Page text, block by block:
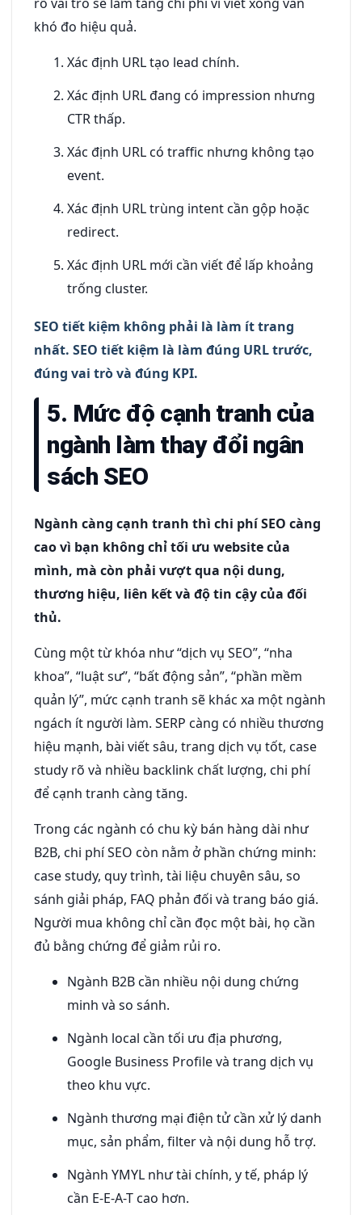
khó đo hiệu quả.
Xác định URL tạo lead chính.
Xác định URL đang có impression nhưng
CTR thấp.
Xác định URL có traffic nhưng không tạo
event.
Xác định URL trùng intent cần gộp hoặc
redirect.
Xác định URL mới cần viết để lấp khoảng
trống cluster.
SEO tiết kiệm không phải là làm ít trang
nhất. SEO tiết kiệm là làm đúng URL trước,
đúng vai trò và đúng KPI.
5. Mức độ cạnh tranh của
ngành làm thay đổi ngân
sách SEO
Ngành càng cạnh tranh thì chi phí SEO càng
cao vì bạn không chỉ tối ưu website của
mình, mà còn phải vượt qua nội dung,
thương hiệu, liên kết và độ tin cậy của đối
thủ.
Cùng một từ khóa như “dịch vụ SEO”, “nha
khoa”, “luật sư”, “bất động sản”, “phần mềm
quản lý”, mức cạnh tranh sẽ khác xa một ngành
ngách ít người làm. SERP càng có nhiều thương
hiệu mạnh, bài viết sâu, trang dịch vụ tốt, case
study rõ và nhiều backlink chất lượng, chi phí
để cạnh tranh càng tăng.
Trong các ngành có chu kỳ bán hàng dài như
B2B, chi phí SEO còn nằm ở phần chứng minh:
case study, quy trình, tài liệu chuyên sâu, so
sánh giải pháp, FAQ phản đối và trang báo giá.
Người mua không chỉ cần đọc một bài, họ cần
đủ bằng chứng để giảm rủi ro.
Ngành B2B cần nhiều nội dung chứng
minh và so sánh.
Ngành local cần tối ưu địa phương,
Google Business Profile và trang dịch vụ
theo khu vực.
Ngành thương mại điện tử cần xử lý danh
mục, sản phẩm, filter và nội dung hỗ trợ.
Ngành YMYL như tài chính, y tế, pháp lý
cần E-E-A-T cao hơn.